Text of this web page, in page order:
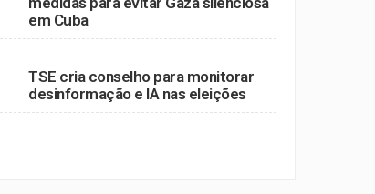
em Cuba
TSE cria conselho para monitorar
desinformação e IA nas eleições